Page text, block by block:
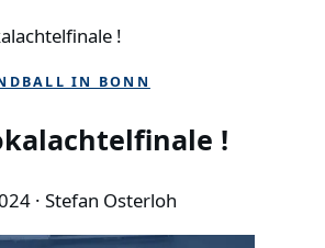
!
IN BONN
!
· Stefan Osterloh